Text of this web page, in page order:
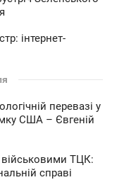
інтернет-
перевазі у
США – Євгеній
ТЦК:
справі